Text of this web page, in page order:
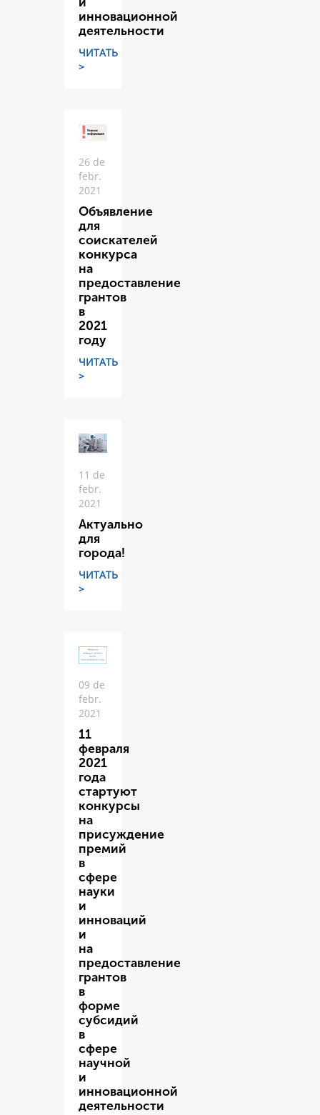
инновационной
деятельности
ЧИТАТЬ
>
26 de
febr.
2021
Объявление
для
соискателей
конкурса
на
предоставление
грантов
в
2021
году
ЧИТАТЬ
>
11 de
febr.
2021
Актуально
для
города!
ЧИТАТЬ
>
09 de
febr.
2021
11
февраля
2021
года
стартуют
конкурсы
на
присуждение
премий
в
сфере
науки
и
инноваций
и
на
предоставление
грантов
в
форме
субсидий
в
сфере
научной
и
инновационной
деятельности